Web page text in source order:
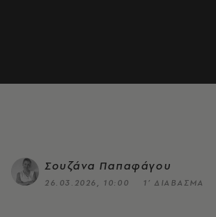
Σουζάνα Παπαφάγου
26.03.2026, 10:00 1’ ΔΙΑΒΑΣΜΑ